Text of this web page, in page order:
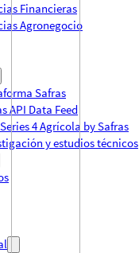
Financieras
Agronegocio
Safras
API Data Feed
4 Agrícola by Safras
y estudios técnicos